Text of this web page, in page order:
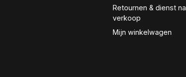
Retournen & dienst na
verkoop
Mijn winkelwagen